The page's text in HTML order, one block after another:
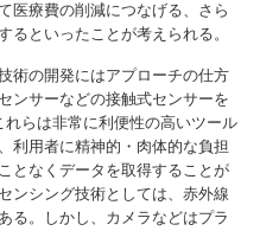
医療費の削減につなげる、さら
るといったことが考えられる。
術の開発にはアプローチの仕方
ンサーなどの接触式センサーを
らは非常に利便性の高いツール
利用者に精神的・肉体的な負担
となくデータを取得することが
ンシング技術としては、赤外線
る。しかし、カメラなどはプラ